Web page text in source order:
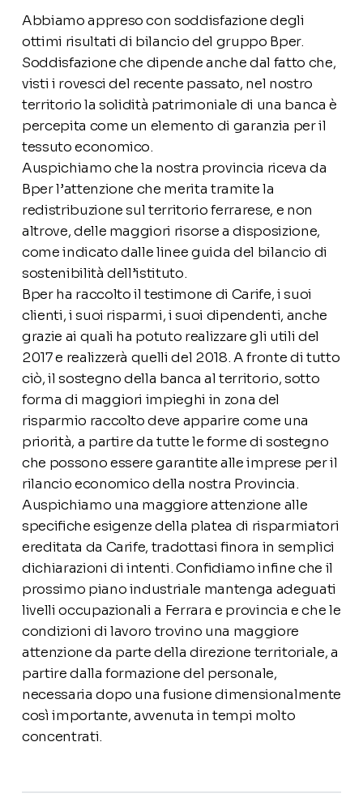
Abbiamo appreso con soddisfazione degli
ottimi risultati di bilancio del gruppo Bper.
Soddisfazione che dipende anche dal fatto che,
visti i rovesci del recente passato, nel nostro
territorio la solidità patrimoniale di una banca è
percepita come un elemento di garanzia per il
tessuto economico.
Auspichiamo che la nostra provincia riceva da
Bper l’attenzione che merita tramite la
redistribuzione sul territorio ferrarese, e non
altrove, delle maggiori risorse a disposizione,
come indicato dalle linee guida del bilancio di
sostenibilità dell’istituto.
Bper ha raccolto il testimone di Carife, i suoi
clienti, i suoi risparmi, i suoi dipendenti, anche
grazie ai quali ha potuto realizzare gli utili del
2017 e realizzerà quelli del 2018. A fronte di tutto
ciò, il sostegno della banca al territorio, sotto
forma di maggiori impieghi in zona del
risparmio raccolto deve apparire come una
priorità, a partire da tutte le forme di sostegno
che possono essere garantite alle imprese per il
rilancio economico della nostra Provincia.
Auspichiamo una maggiore attenzione alle
specifiche esigenze della platea di risparmiatori
ereditata da Carife, tradottasi finora in semplici
dichiarazioni di intenti. Confidiamo infine che il
prossimo piano industriale mantenga adeguati
livelli occupazionali a Ferrara e provincia e che le
condizioni di lavoro trovino una maggiore
attenzione da parte della direzione territoriale, a
partire dalla formazione del personale,
necessaria dopo una fusione dimensionalmente
così importante, avvenuta in tempi molto
concentrati.